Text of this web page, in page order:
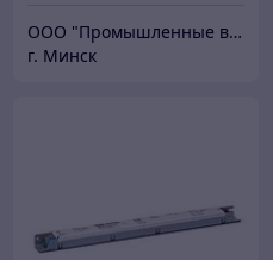
ООО "Промышленные вентиляторы и компоненты"
г. Минск